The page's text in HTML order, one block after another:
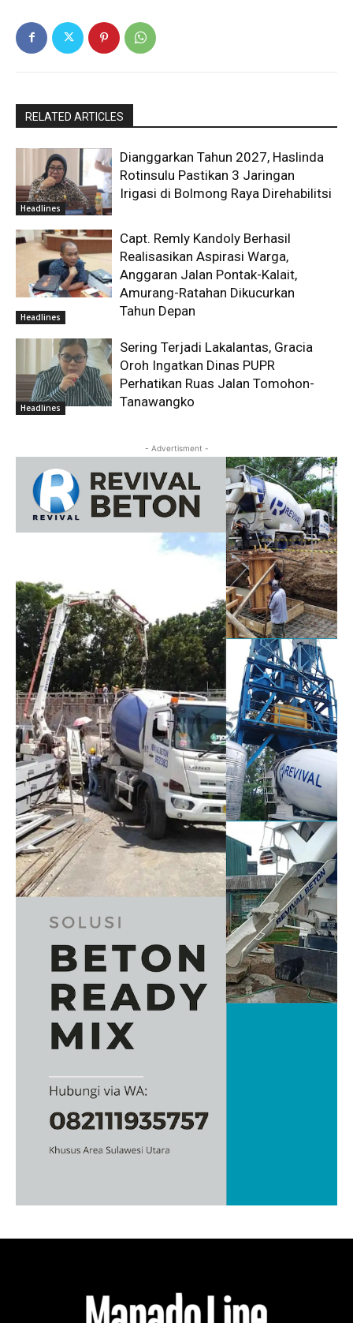
RELATED ARTICLES
Headlines
Dianggarkan Tahun 2027, Haslinda
Rotinsulu Pastikan 3 Jaringan
Irigasi di Bolmong Raya Direhabilitsi
Headlines
Capt. Remly Kandoly Berhasil
Realisasikan Aspirasi Warga,
Anggaran Jalan Pontak-Kalait,
Amurang-Ratahan Dikucurkan
Tahun Depan
Headlines
Sering Terjadi Lakalantas, Gracia
Oroh Ingatkan Dinas PUPR
Perhatikan Ruas Jalan Tomohon-
Tanawangko
- Advertisment -